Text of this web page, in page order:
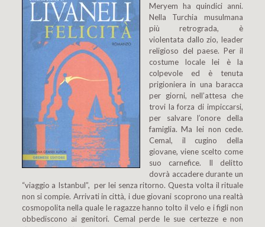
Meryem ha quindici anni.
Nella Turchia musulmana
più retrograda, è
violentata dallo zio, leader
religioso del paese. Per il
costume locale lei è la
colpevole ed è tenuta
prigioniera in una baracca
per giorni, nell’attesa che
trovi la forza di impiccarsi,
per salvare l’onore della
famiglia. Ma lei non cede.
Cemal, il cugino della
giovane, viene scelto come
suo carnefice. Il delitto
dovrà accadere durante un
“viaggio a Istanbul”, per lei senza ritorno. Questa volta il rituale
non si compie. Arrivati in città, i due giovani scoprono una realtà
cosmopolita nella quale le ragazze hanno tolto il velo e i figli non
obbediscono ai genitori. Cemal perde le sue certezze e non